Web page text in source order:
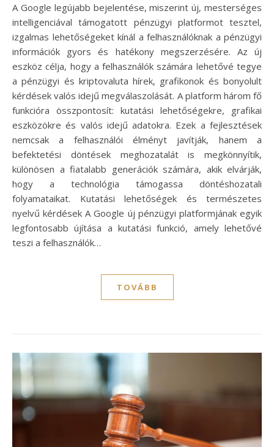
A Google legújabb bejelentése, miszerint új, mesterséges
intelligenciával támogatott pénzügyi platformot tesztel,
izgalmas lehetőségeket kínál a felhasználóknak a pénzügyi
információk gyors és hatékony megszerzésére. Az új
eszköz célja, hogy a felhasználók számára lehetővé tegye
a pénzügyi és kriptovaluta hírek, grafikonok és bonyolult
kérdések valós idejű megválaszolását. A platform három fő
funkcióra összpontosít: kutatási lehetőségekre, grafikai
eszközökre és valós idejű adatokra. Ezek a fejlesztések
nemcsak a felhasználói élményt javítják, hanem a
befektetési döntések meghozatalát is megkönnyítik,
különösen a fiatalabb generációk számára, akik elvárják,
hogy a technológia támogassa döntéshozatali
folyamataikat. Kutatási lehetőségek és természetes
nyelvű kérdések A Google új pénzügyi platformjának egyik
legfontosabb újítása a kutatási funkció, amely lehetővé
teszi a felhasználók…
TOVÁBB